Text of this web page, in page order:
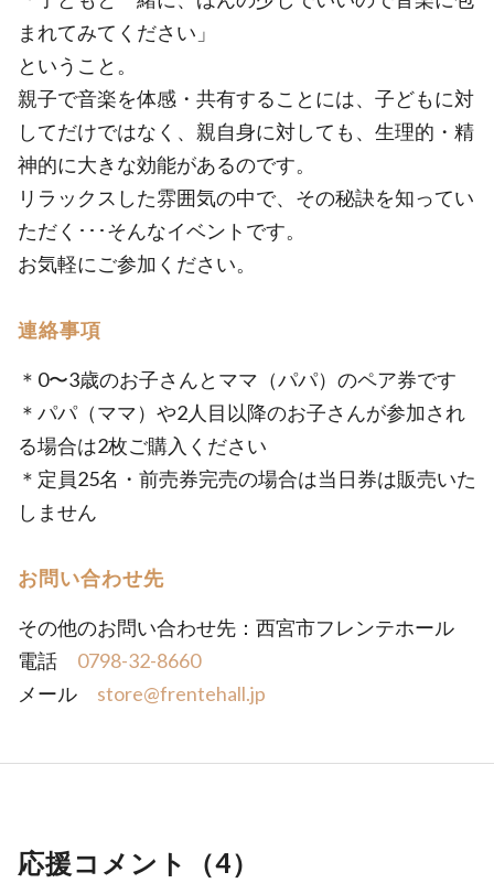
まれてみてください」
ということ。
親子で音楽を体感・共有することには、子どもに対
してだけではなく、親自身に対しても、生理的・精
神的に大きな効能があるのです。
リラックスした雰囲気の中で、その秘訣を知ってい
ただく･･･そんなイベントです。
お気軽にご参加ください。
連絡事項
＊0〜3歳のお子さんとママ（パパ）のペア券です
＊パパ（ママ）や2人目以降のお子さんが参加され
る場合は2枚ご購入ください
＊定員25名・前売券完売の場合は当日券は販売いた
しません
お問い合わせ先
その他のお問い合わせ先：西宮市フレンテホール
電話 0798-32-8660
メール store@frentehall.jp
応援コメント（4）